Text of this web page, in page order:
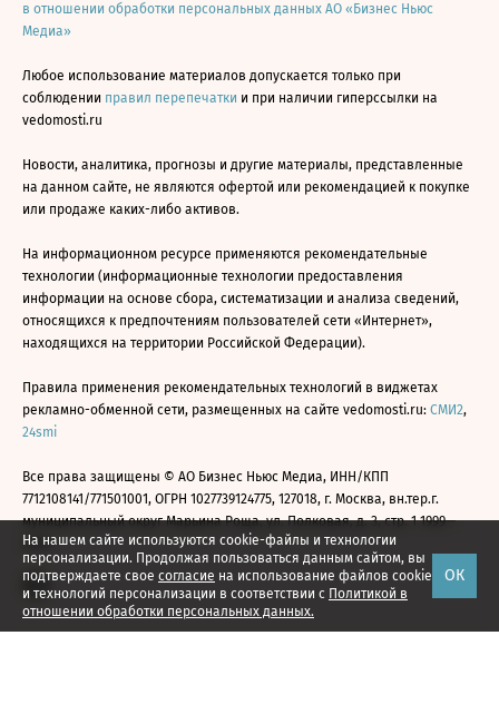
На нашем сайте используются cookie-файлы и технологии
персонализации. Продолжая пользоваться данным сайтом, вы
подтверждаете свое согласие на использование файлов cookie
и технологий персонализации в соответствии с Политикой в
отношении обработки персональных данных.
ОК
в отношении обработки персональных данных АО «Бизнес Ньюс
Медиа»
Любое использование материалов допускается только при
соблюдении правил перепечатки и при наличии гиперссылки на
vedomosti.ru
Новости, аналитика, прогнозы и другие материалы, представленные
на данном сайте, не являются офертой или рекомендацией к покупке
или продаже каких-либо активов.
На информационном ресурсе применяются рекомендательные
технологии (информационные технологии предоставления
информации на основе сбора, систематизации и анализа сведений,
относящихся к предпочтениям пользователей сети «Интернет»,
находящихся на территории Российской Федерации).
Правила применения рекомендательных технологий в виджетах
рекламно-обменной сети, размещенных на сайте vedomosti.ru: СМИ2,
24smi
Все права защищены © АО Бизнес Ньюс Медиа, ИНН/КПП
7712108141/771501001, ОГРН 1027739124775, 127018, г. Москва, вн.тер.г.
муниципальный округ Марьина Роща, ул. Полковая, д. 3, стр. 1 1999—
2026